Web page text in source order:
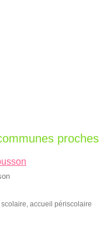
proches
, accueil périscolaire